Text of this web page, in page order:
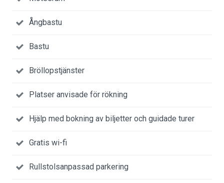
Ångbastu
Bastu
Bröllopstjänster
Platser anvisade för rökning
Hjälp med bokning av biljetter och guidade turer
Gratis wi-fi
Rullstolsanpassad parkering